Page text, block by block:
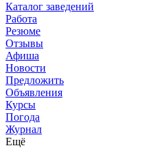
Каталог заведений
Работа
Резюме
Отзывы
Афиша
Новости
Предложить
Объявления
Курсы
Погода
Журнал
Ещё